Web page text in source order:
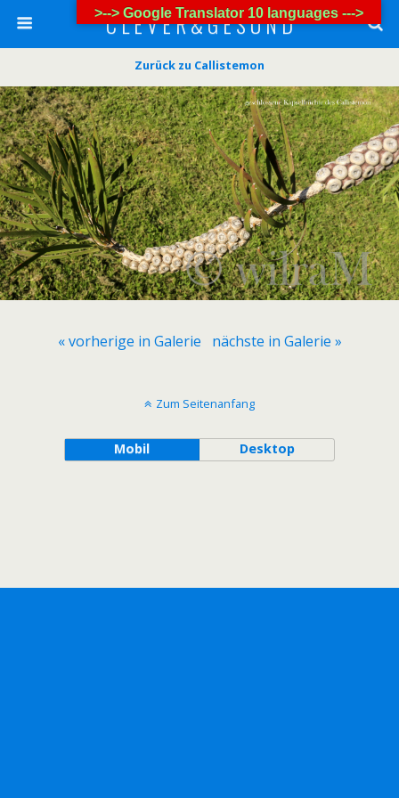
C L E V E R & G E S U N D
Zurück zu Callistemon
« vorherige in Galerie nächste in Galerie »
Zum Seitenanfang
Mobil Desktop
>--> Google Translator 10 languages --->